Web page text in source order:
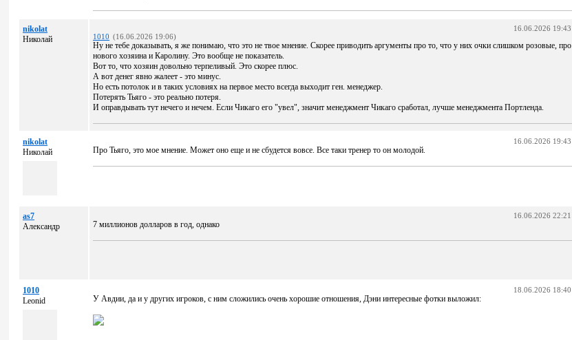
nikolat
Николай
16.06.2026 19:43
1010 (16.06.2026 19:06)
Ну не тебе доказывать, я же понимаю, что это не твое мнение. Скорее приводить аргументы про то, что у них очки слишком розовые, про
нового хозяина и Каролину. Это вообще не показатель.
Вот то, что хозяин довольно терпеливый. Это скорее плюс.
А вот денег явно жалеет - это минус.
Но есть потолок и в таких условиях на первое место всегда выходит ген. менеджер.
Потерять Тьяго - это реально потеря.
И оправдывать тут нечего и нечем. Если Чикаго его "увел", значит менеджмент Чикаго сработал, лучше менеджмента Портленда.
nikolat
Николай
16.06.2026 19:43
Про Тьяго, это мое мнение. Может оно еще и не сбудется вовсе. Все таки тренер то он молодой.
as7
Александр
16.06.2026 22:21
7 миллионов долларов в год, однако
1010
Leonid
18.06.2026 18:40
У Авдии, да и у других игроков, с ним сложились очень хорошие отношения, Дэни интересные фотки выложил: